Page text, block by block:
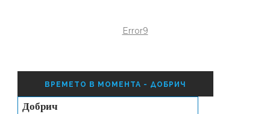
Error9
ВРЕМЕТО В МОМЕНТА - ДОБРИЧ